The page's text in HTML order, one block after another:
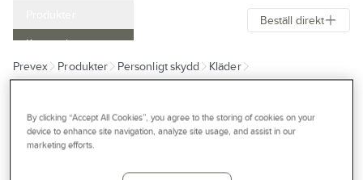
Kampanjer
Outlet
Bli kund
Beställ direkt
Prevex Produkter Personligt skydd
Kläder
STANLEY
Stanley
By clicking “Accept All Cookies”, you agree to the storing of cookies on your
device to enhance site navigation, analyze site usage, and assist in our
marketing efforts.